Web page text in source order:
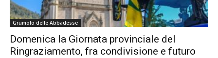
Grumolo delle Abbadesse
Domenica la Giornata provinciale del
Ringraziamento, fra condivisione e futuro